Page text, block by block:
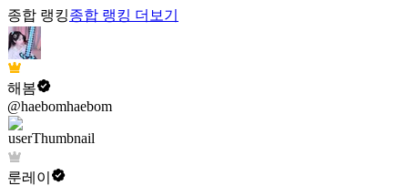
종합 랭킹종합 랭킹 더보기
해봄
@haebomhaebom
룬레이